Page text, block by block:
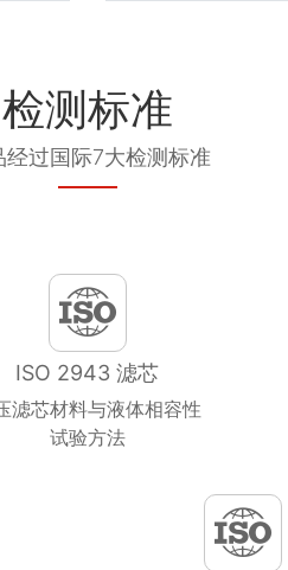
检测标准
经过国际7大检测标准
ISO 2943 滤芯
滤芯材料与液体相容性
试验方法